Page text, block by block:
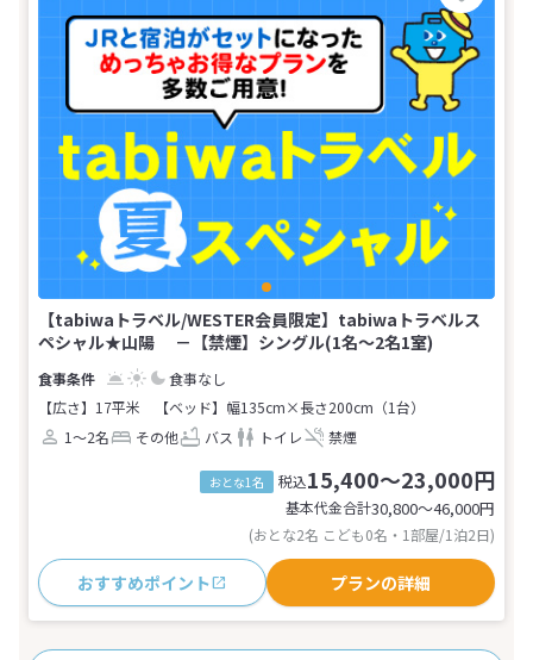
【tabiwaトラベル/WESTER会員限定】tabiwaトラベルス
ペシャル★山陽 －【禁煙】シングル(1名～2名1室)
食事なし
【広さ】17平米
【ベッド】幅135cm×長さ200cm（1台）
1～2名
その他 バス トイレ 禁煙
おとな1名 税込15,400～23,000円
基本代金合計30,800〜46,000円
(おとな2名 こども0名・1部屋/1泊2日)
おすすめポイント プランの詳細